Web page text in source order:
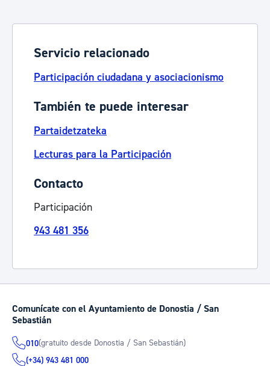
Servicio relacionado
Participación ciudadana y asociacionismo
También te puede interesar
Partaidetzateka
Lecturas para la Participación
Contacto
Participación
943 481 356
Comunícate con el Ayuntamiento de Donostia / San
Sebastián
010(gratuito desde Donostia / San Sebastián)
(+34) 943 481 000